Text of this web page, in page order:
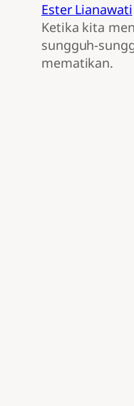
Ester Lianawati
Ketika kita
sungguh-
mematikan.